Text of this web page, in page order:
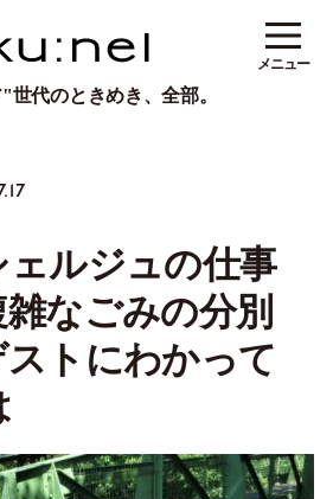
世代のときめき、全部。
メニュー
ルジュの仕事
なごみの分別
トにわかって